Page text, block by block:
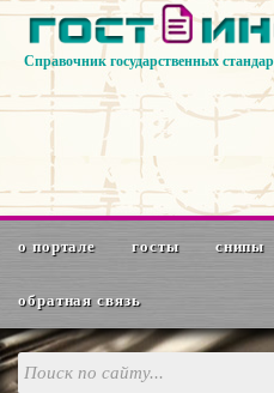
Справочник государственных
о портале госты снипы
обратная связь